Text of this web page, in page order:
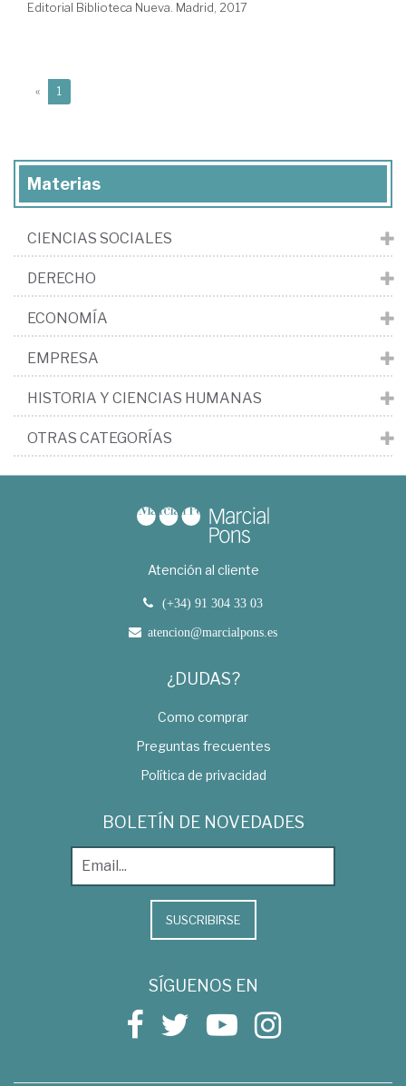
Editorial Biblioteca Nueva. Madrid, 2017
« 1
Materias
CIENCIAS SOCIALES
DERECHO
ECONOMÍA
EMPRESA
HISTORIA Y CIENCIAS HUMANAS
OTRAS CATEGORÍAS
Atención al cliente
(+34) 91 304 33 03
atencion@marcialpons.es
¿DUDAS?
Como comprar
Preguntas frecuentes
Política de privacidad
BOLETÍN DE NOVEDADES
SUSCRIBIRSE
SÍGUENOS EN